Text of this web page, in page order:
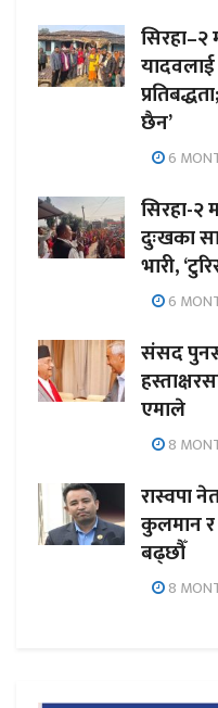
सिरहा–२
छैन’
6
सिरहा-२
दुःखका
भारी,
6
संसद
एमाले
8
रास्वपा
कुलमान र
बढ्छौँ
8